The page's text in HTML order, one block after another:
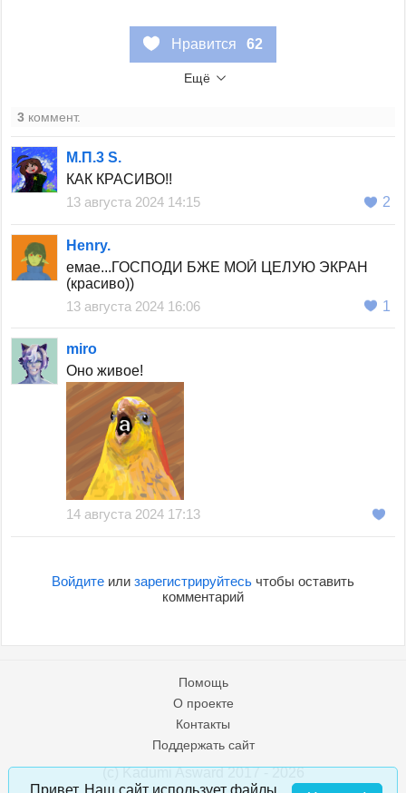
Нравится 62
Ещё
3 коммент.
М.П.3 S.
КАК КРАСИВО!!
13 августа 2024 14:15
2
Henry.
емае...ГОСПОДИ БЖЕ МОЙ ЦЕЛУЮ ЭКРАН
(красиво))
13 августа 2024 16:06
1
miro
Оно живое!
14 августа 2024 17:13
Войдитеили зарегистрируйтесьчтобы оставить
комментарий
(c) Kadumi Asward 2017 - 2026 :)
Помощь
О проекте
Контакты
Поддержать сайт
Привет. Наш сайт использует файлы